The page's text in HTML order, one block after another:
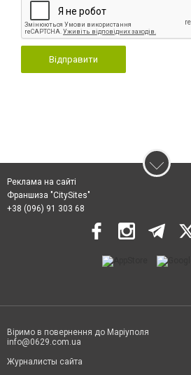
Відправити
Реклама на сайті
Франшиза "CitySites"
+38 (096) 91 303 68
Віримо в повернення до Маріуполя
info@0629.com.ua
Журналисты сайта